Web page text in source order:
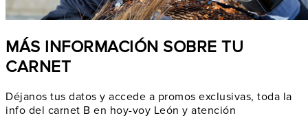
MÁS INFORMACIÓN SOBRE TU
CARNET
Déjanos tus datos y accede a promos exclusivas, toda la
info del carnet B en hoy-voy León y atención